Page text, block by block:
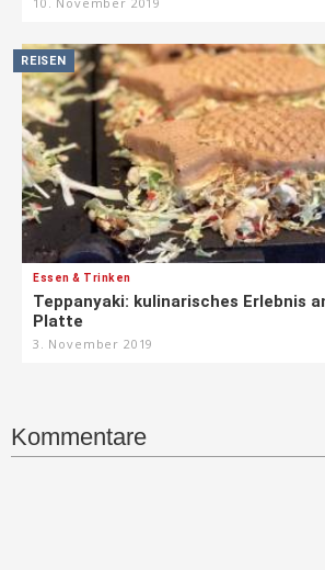
REISEN
Essen & Trinken
Teppanyaki: kulinarisches Erlebnis
Platte
3. November 2019
Kommentare